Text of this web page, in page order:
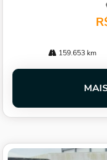
159.653 km